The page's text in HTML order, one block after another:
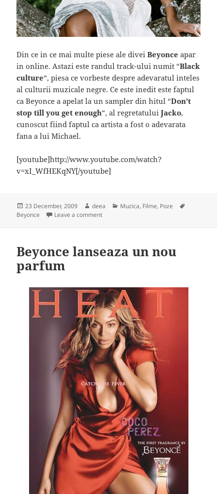
Din ce in ce mai multe piese ale diveiBeyonce apar
in online. Astazi este randul track-ului numit “Black
culture“, piesa ce vorbeste despre adevaratul inteles
al culturii muzicale negre. Ce este inedit este faptul
ca Beyonce a apelat la un sampler din hitul “Don’t
stop till you get enough“, al regretatuluiJacko,
cunoscut fiind faptul ca artista a fost o adevarata
fana a lui Michael.
[youtube]http://www.youtube.com/watch?
v=xI_WfHEKqNY[/youtube]
Posted
on
23 December, 2009 Author
deea Categories
Muzica, Filme, Poze
Beyonce
Leave a commenton O noua piesa Beyonce – "Black culture"
Beyonce lanseaza un nou
parfum